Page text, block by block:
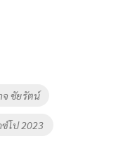
จ ชัยรัตน์
โป 2023